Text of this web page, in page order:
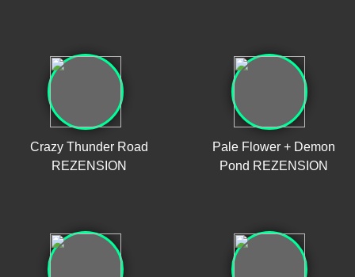
Crazy Thunder Road
REZENSION
Pale Flower + Demon
Pond REZENSION